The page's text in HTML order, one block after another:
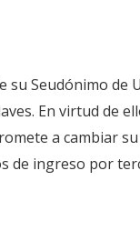
Seudónimo de
En virtud de
a cambiar
de ingreso por